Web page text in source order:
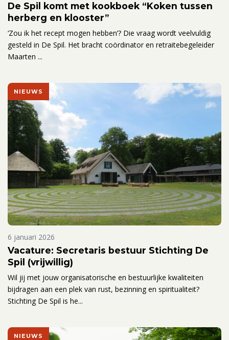
De Spil komt met kookboek “Koken tussen
herberg en klooster”
‘Zou ik het recept mogen hebben’? Die vraag wordt veelvuldig
gesteld in De Spil. Het bracht coördinator en retraitebegeleider
Maarten ...
NIEUWS
6 januari 2026
Vacature: Secretaris bestuur Stichting De
Spil (vrijwillig)
Wil jij met jouw organisatorische en bestuurlijke kwaliteiten
bijdragen aan een plek van rust, bezinning en spiritualiteit?
Stichting De Spil is he...
NIEUWS